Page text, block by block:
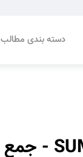
دسته بندی مطالب